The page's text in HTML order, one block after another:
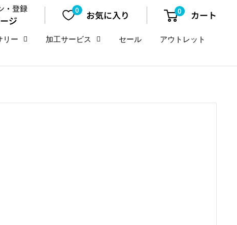
・登録
ジ お気に入り
0 0 カート
リー 加工サービス セール アウトレット